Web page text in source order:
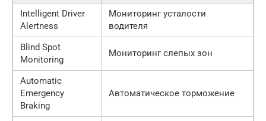
Intelligent Driver
Alertness
Мониторинг усталости
водителя
Blind Spot
Monitoring
Мониторинг слепых зон
Automatic
Emergency
Braking
Автоматическое торможение